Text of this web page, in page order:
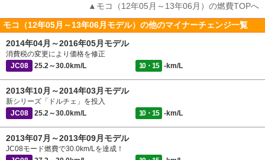
▲モコ（12年05月～13年06月）の燃費TOPへ
モコ（12年05月～13年06月モデル）の他のマイナーチェンジ一覧
2014年04月～2016年05月モデル
消費税の変更により価格を修正
JC08
25.2～30.0km/L 10・15 -km/L
2013年10月～2014年03月モデル
新シリーズ「ドルチェ」を投入
JC08
25.2～30.0km/L 10・15 -km/L
2013年07月～2013年09月モデル
JC08モード燃費で30.0km/Lを達成！